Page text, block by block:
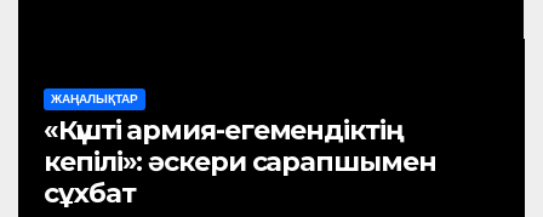
ЖАҢАЛЫҚТАР
«Күшті армия-егемендіктің
кепілі»: әскери сарапшымен
сұхбат